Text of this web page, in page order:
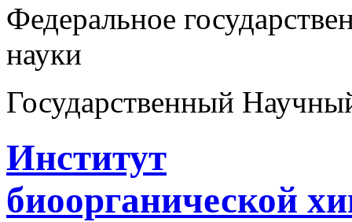
Федеральное
науки
Государственный
Институт
биоорганической